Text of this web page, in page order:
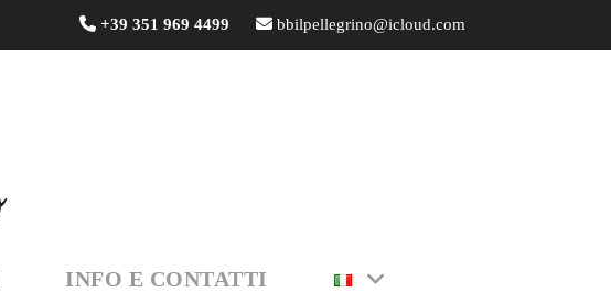
+39 351 969 4499 bbilpellegrino@icloud.com
INFO E CONTATTI